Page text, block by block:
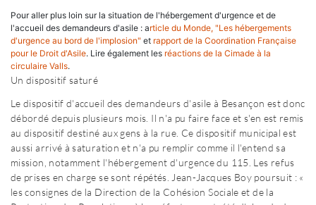
Pour aller plus loin sur la situation de l'hébergement d'urgence et de
l'accueil des demandeurs d'asile : article du Monde, "Les hébergements
d'urgence au bord de l'implosion" et rapport de la Coordination Française
pour le Droit d'Asile. Lire également les réactions de la Cimade à la
circulaire Valls.
Un dispositif saturé
Le dispositif d'accueil des demandeurs d'asile à Besançon est donc
débordé depuis plusieurs mois. Il n'a pu faire face et s'en est remis
au dispositif destiné aux gens à la rue. Ce dispositif municipal est
aussi arrivé à saturation et n'a pu remplir comme il l'entend sa
mission, notamment l'hébergement d'urgence du 115. Les refus
de prises en charge se sont répétés. Jean-Jacques Boy poursuit : «
les consignes de la Direction de la Cohésion Sociale et de la